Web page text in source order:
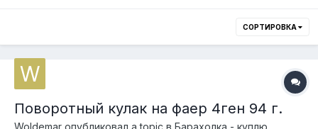
СОРТИРОВКА
Поворотный кулак на фаер 4ген 94 г.